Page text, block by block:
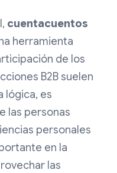
cuentacuentos
herramienta
de los
B2B suelen
lógica, es
las personas
personales
en la
las